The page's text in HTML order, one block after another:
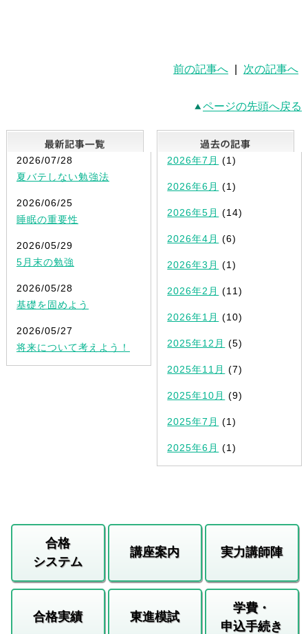
前の記事へ 次の記事へ
ページの先頭へ戻る
最新記事一覧
2026/07/28
夏バテしない勉強法
2026/06/25
睡眠の重要性
2026/05/29
5月末の勉強
2026/05/28
基礎を固めよう
2026/05/27
将来について考えよう！
2026年7月 (1)
2026年6月 (1)
2026年5月 (14)
2026年4月 (6)
2026年3月 (1)
2026年2月 (11)
2026年1月 (10)
2025年12月 (5)
2025年11月 (7)
2025年10月 (9)
2025年7月 (1)
2025年6月 (1)
合格
システム
講座案内 実力講師陣
合格実績 東進模試
学費・
申込手続き